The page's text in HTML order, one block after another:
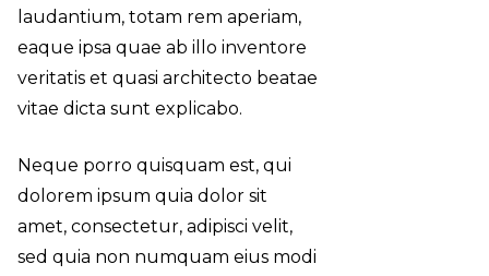
laudantium, totam rem aperiam,
eaque ipsa quae ab illo inventore
veritatis et quasi architecto beatae
vitae dicta sunt explicabo.
Neque porro quisquam est, qui
dolorem ipsum quia dolor sit
amet, consectetur, adipisci velit,
sed quia non numquam eius modi